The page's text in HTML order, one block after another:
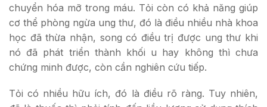
chuyển hóa mỡ trong máu. Tỏi còn có khả năng giúp
cơ thể phòng ngừa ung thư, đó là điều nhiều nhà khoa
học đã thừa nhận, song có điều trị được ung thư khi
nó đã phát triển thành khối u hay không thì chưa
chứng minh được, còn cần nghiên cứu tiếp.
Tỏi có nhiều hữu ích, đó là điều rõ ràng. Tuy nhiên,